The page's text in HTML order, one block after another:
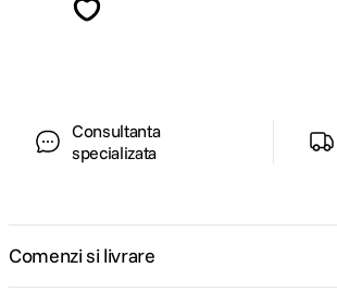
Consultanta
specializata
Comenzi si livrare